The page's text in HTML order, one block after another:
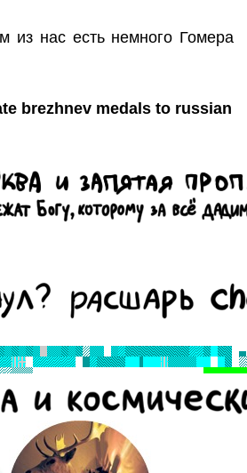
из нас есть немного Гомера
brezhnev medals to russian